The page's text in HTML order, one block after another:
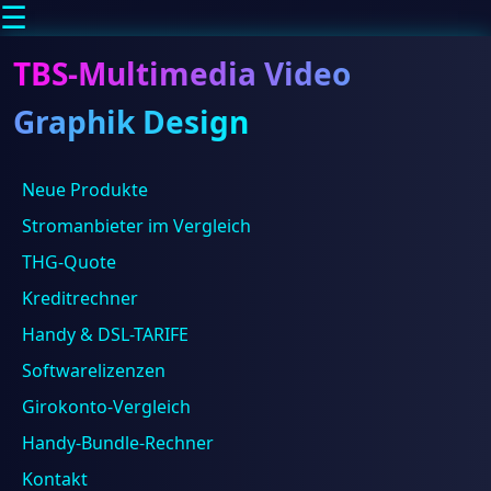
☰
TBS-Multimedia Video
Graphik Design
Neue Produkte
Stromanbieter im Vergleich
THG-Quote
Kreditrechner
Handy & DSL-TARIFE
Softwarelizenzen
Girokonto-Vergleich
Handy-Bundle-Rechner
Kontakt
im
neuen
Look:
Einladend
18/05/2024
Suchen
Beliebt